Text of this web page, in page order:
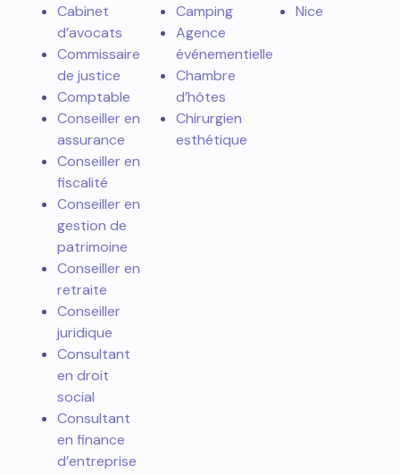
Cabinet
d’avocats
Commissaire
de justice
Comptable
Conseiller en
assurance
Conseiller en
fiscalité
Conseiller en
gestion de
patrimoine
Conseiller en
retraite
Conseiller
juridique
Consultant
en droit
social
Consultant
en finance
d’entreprise
Camping
Agence
événementielle
Chambre
d’hôtes
Chirurgien
esthétique
Nice